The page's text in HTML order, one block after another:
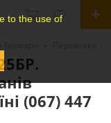
to the use of
(067) 447